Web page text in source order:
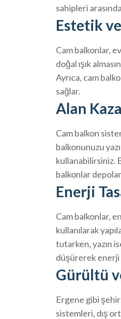
sahipleri
Estetik ve
Cam balkonlar,
doğal ışık
Ayrıca, cam
sağlar.
Alan
Cam balkon
balkonunuzu
kullanabilirsiniz.
balkonlar
Enerji
Cam balkonlar,
kullanılarak
tutarken, yazın
düşürerek
Gürültü
Ergene gibi
sistemleri, dış